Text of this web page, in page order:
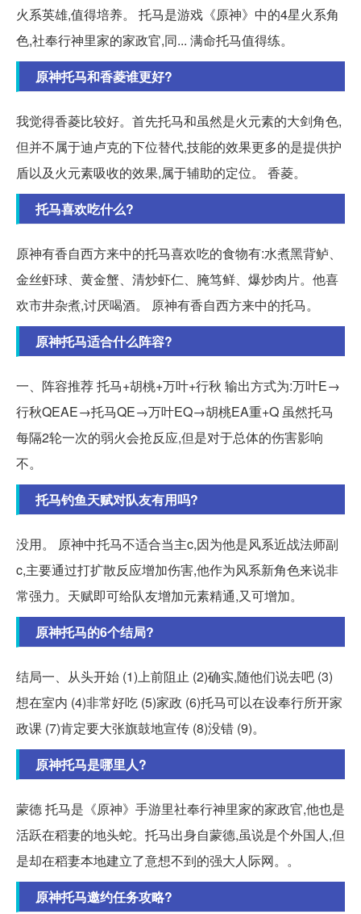
火系英雄,值得培养。 托马是游戏《原神》中的4星火系角
色,社奉行神里家的家政官,同... 满命托马值得练。
原神托马和香菱谁更好?
我觉得香菱比较好。首先托马和虽然是火元素的大剑角色,
但并不属于迪卢克的下位替代,技能的效果更多的是提供护
盾以及火元素吸收的效果,属于辅助的定位。 香菱。
托马喜欢吃什么?
原神有香自西方来中的托马喜欢吃的食物有:水煮黑背鲈、
金丝虾球、黄金蟹、清炒虾仁、腌笃鲜、爆炒肉片。他喜
欢市井杂煮,讨厌喝酒。 原神有香自西方来中的托马。
原神托马适合什么阵容?
一、阵容推荐 托马+胡桃+万叶+行秋 输出方式为:万叶E→
行秋QEAE→托马QE→万叶EQ→胡桃EA重+Q 虽然托马
每隔2轮一次的弱火会抢反应,但是对于总体的伤害影响
不。
托马钓鱼天赋对队友有用吗?
没用。 原神中托马不适合当主c,因为他是风系近战法师副
c,主要通过打扩散反应增加伤害,他作为风系新角色来说非
常强力。天赋即可给队友增加元素精通,又可增加。
原神托马的6个结局?
结局一、从头开始 (1)上前阻止 (2)确实,随他们说去吧 (3)
想在室内 (4)非常好吃 (5)家政 (6)托马可以在设奉行所开家
政课 (7)肯定要大张旗鼓地宣传 (8)没错 (9)。
原神托马是哪里人?
蒙德 托马是《原神》手游里社奉行神里家的家政官,他也是
活跃在稻妻的地头蛇。托马出身自蒙德,虽说是个外国人,但
是却在稻妻本地建立了意想不到的强大人际网。。
原神托马邀约任务攻略?